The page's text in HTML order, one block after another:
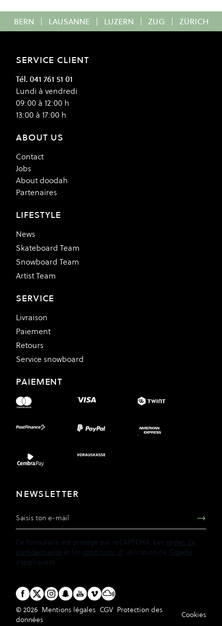
BERN | LAUSANNE | LUZERN | ZUG | ZÜRICH
SERVICE CLIENT
Tél. 041 761 51 01
Lundi à vendredi
09:00 à 12:00 h
13:00 à 17:00 h
ABOUT US
Contact
Jobs
About doodah
Partenaires
LIFESTYLE
News
Skateboard Team
Snowboard Team
Artist Team
SERVICE
Livraison
Paiement
Retours
Service snowboard
PAIEMENT
NEWSLETTER
Adresse e-mail
Ce formulaire est protégé par reCAPTCHA. Les règles de
confidentialité et les conditions d' utilisation de Google
s'appliquent.
© 2026 Mentions légales CGV Protection des
données
Cookies